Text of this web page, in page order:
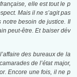
elle est tout le p
Mais il ne s’agit pas
notre besoin de justice. Il
peut-être. Et baiser dév
des bureaux de la
de l’état major,
Encore une fois, il ne p